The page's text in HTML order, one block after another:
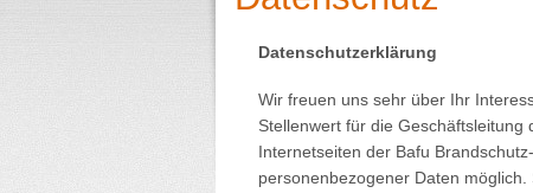
Datenschutzerklärung
Wir freuen uns sehr über Ihr
Stellenwert für die
Internetseiten der Bafu
personenbezogener Daten